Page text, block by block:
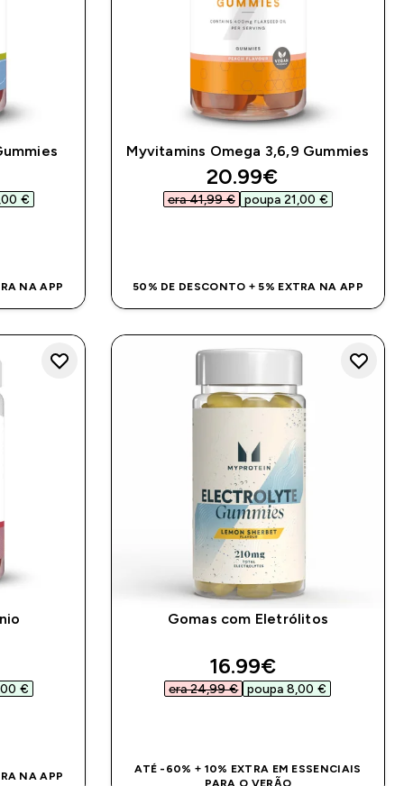
price
€‎
NA APP
Myvitamins Omega 3,6,9 Gummies
discounted price
20.99€‎
era 41,99 €‎ poupa 21,00 €‎
50% DE DESCONTO + 5% EXTRA NA APP
price
€‎
NA APP
Gomas com Eletrólitos
discounted price
16.99€‎
era 24,99 €‎ poupa 8,00 €‎
ATÉ -60% + 10% EXTRA EM ESSENCIAIS
PARA O VERÃO